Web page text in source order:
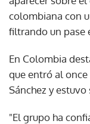
colombiana con
filtrando un pase
En Colombia
que entró al
Sánchez y estuvo
"El grupo ha